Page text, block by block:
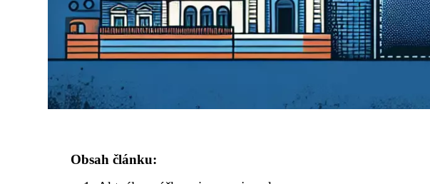
Obsah článku: